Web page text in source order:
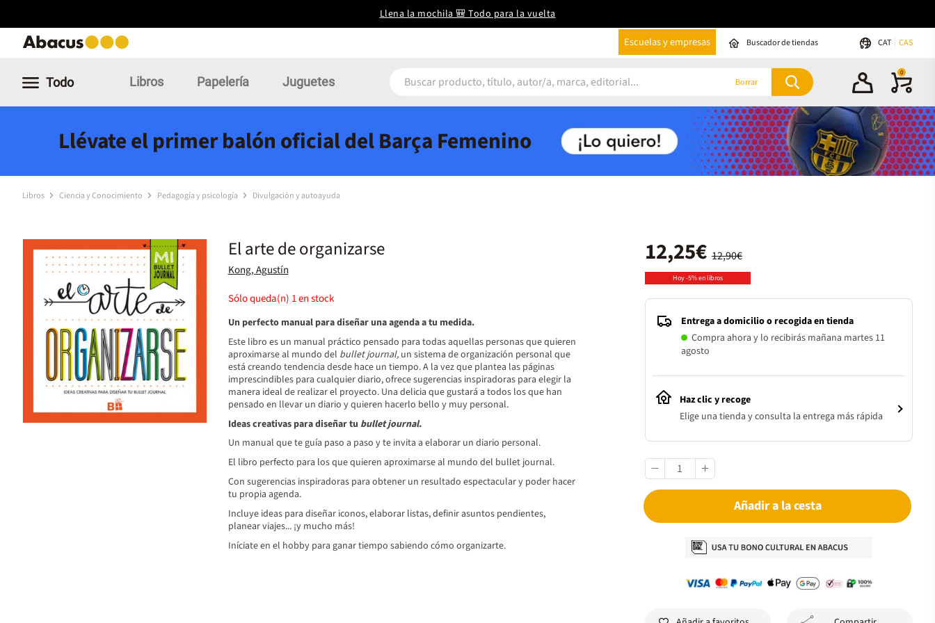
Llena la mochila 🎒 Todo para la vuelta
Escuelas y empresas Buscador de tiendas CAT CAS
Todo Libros Papelería Juguetes Borrar
0
Llévate el primer balón oficial del Barça Femenino
Libros Ciencia y Conocimiento Pedagogía y psicología Divulgación y autoayuda
El arte de organizarse
Kong, Agustín
Sólo queda(n) 1en stock
Un perfecto manual para diseñar una agenda a tu medida.
Este libro es un manual práctico pensado para todas aquellas personas que quieren
aproximarse al mundo del bullet journal,un sistema de organización personal que
está creando tendencia desde hace un tiempo. A la vez que plantea las páginas
imprescindibles para cualquier diario, ofrece sugerencias inspiradoras para elegir la
manera ideal de realizar el proyecto. Una delicia que gustará a todos los que han
pensado en llevar un diario y quieren hacerlo bello y muy personal.
Ideas creativas para diseñar tu bullet journal.
Un manual que te guía paso a paso y te invita a elaborar un diario personal.
El libro perfecto para los que quieren aproximarse al mundo del bullet journal.
Con sugerencias inspiradoras para obtener un resultado espectacular y poder hacer
tu propia agenda.
Incluye ideas para diseñar iconos, elaborar listas, definir asuntos pendientes,
planear viajes... ¡y mucho más!
Iníciate en el hobby para ganar tiempo sabiendo cómo organizarte.
12,90€
12,25€
Hoy -5% en libros
Entrega a domicilio o recogida en tienda
Compra ahora y lo recibirás mañana martes 11
agosto
Haz clic y recoge
Elige una tienda y consulta la entrega más rápida
Añadir a la cesta